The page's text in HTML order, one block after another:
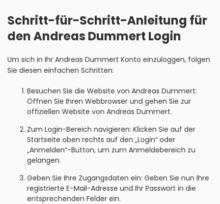
Schritt-für-Schritt-Anleitung für
den Andreas Dummert Login
Um sich in Ihr Andreas Dummert Konto einzuloggen, folgen
Sie diesen einfachen Schritten:
Besuchen Sie die Website von Andreas Dummert:
Öffnen Sie Ihren Webbrowser und gehen Sie zur
offiziellen Website von Andreas Dummert.
Zum Login-Bereich navigieren: Klicken Sie auf der
Startseite oben rechts auf den „Login“ oder
„Anmelden“-Button, um zum Anmeldebereich zu
gelangen.
Geben Sie Ihre Zugangsdaten ein: Geben Sie nun Ihre
registrierte E-Mail-Adresse und Ihr Passwort in die
entsprechenden Felder ein.